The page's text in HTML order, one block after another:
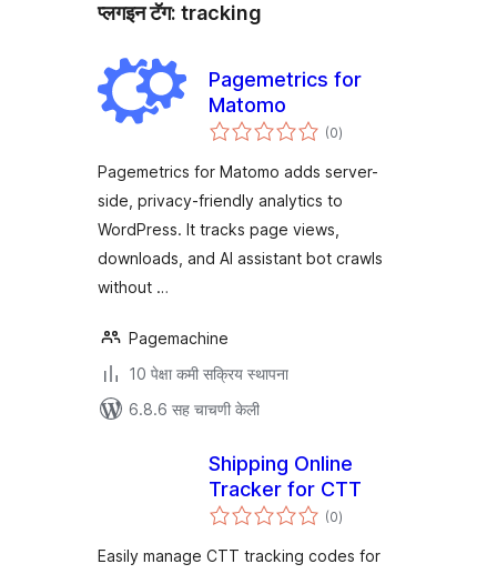
प्लगइन टॅग: tracking
Pagemetrics for
Matomo
(0एकूण
मूल्यांकन
)
Pagemetrics for Matomo adds server-
side, privacy-friendly analytics to
WordPress. It tracks page views,
downloads, and AI assistant bot crawls
without …
Pagemachine
10 पेक्षा कमी सक्रिय स्थापना
6.8.6 सह चाचणी केली
Shipping Online
Tracker for CTT
(0एकूण
मूल्यांकन
)
Easily manage CTT tracking codes for